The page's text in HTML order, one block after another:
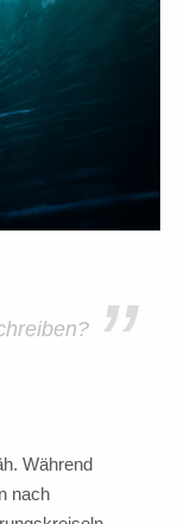
”
Während
nach